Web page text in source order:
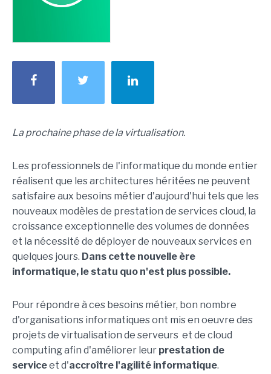
La prochaine phase de la virtualisation.
Les professionnels de l'informatique du monde entier
réalisent que les architectures héritées ne peuvent
satisfaire aux besoins métier d'aujourd'hui tels que les
nouveaux modèles de prestation de services cloud, la
croissance exceptionnelle des volumes de données
et la nécessité de déployer de nouveaux services en
quelques jours. Dans cette nouvelle ère
informatique, le statu quo n'est plus possible.
Pour répondre à ces besoins métier, bon nombre
d'organisations informatiques ont mis en oeuvre des
projets de virtualisation de serveurs et de cloud
computing afin d'améliorer leur prestation de
serviceet d'accroître l'agilité informatique.